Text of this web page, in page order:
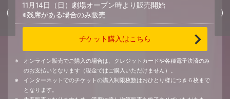
11月14日（日）劇場オープン時より販売開始
※残席がある場合のみ販売
チケット購入はこちら
オンライン販売でご購入の場合は、クレジットカードや各種電子決済のみ
のお支払いとなります（現金ではご購入いただけません）。
インターネットでのチケットの購入制限枚数はおひとり様につき６枚まで
となります。
⟨ ⟩